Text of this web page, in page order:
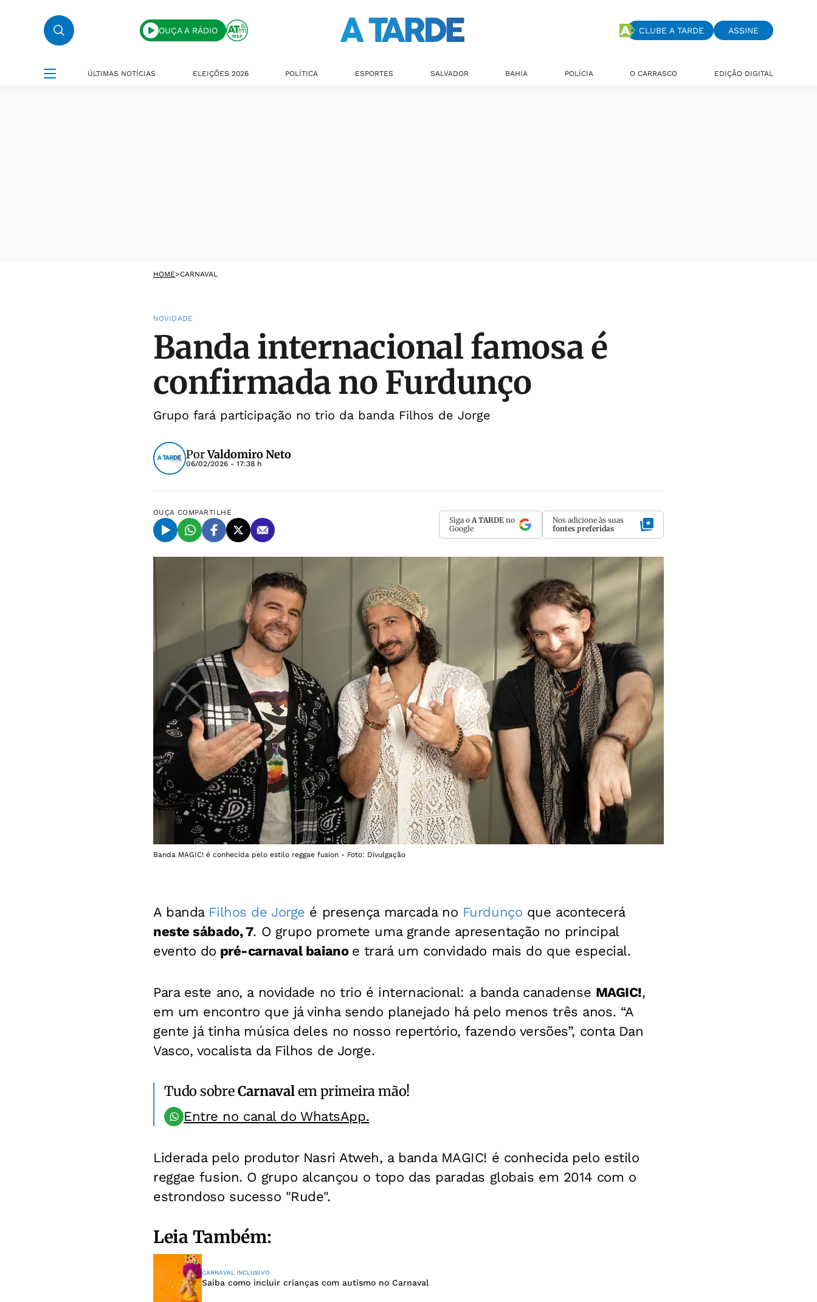
OUÇA A RÁDIO CLUBE A TARDE ASSINE
ÚLTIMAS NOTÍCIAS ELEIÇÕES 2026 POLÍTICA ESPORTES SALVADOR BAHIA POLÍCIA O CARRASCO EDIÇÃO DIGITAL
HOME>CARNAVAL
NOVIDADE
Banda internacional famosa é
confirmada no Furdunço
Grupo fará participação no trio da banda Filhos de Jorge
PorValdomiro Neto
06/02/2026 - 17:38 h
OUÇA COMPARTILHE
Siga o A TARDE no
Google
Nos adicione às suas
fontes preferidas
Banda MAGIC! é conhecida pelo estilo reggae fusion - Foto: Divulgação
A banda Filhos de Jorge é presença marcada no Furdunço que acontecerá
neste sábado, 7. O grupo promete uma grande apresentação no principal
evento do pré-carnaval baiano e trará um convidado mais do que especial.
Para este ano, a novidade no trio é internacional: a banda canadense MAGIC!,
em um encontro que já vinha sendo planejado há pelo menos três anos. “A
gente já tinha música deles no nosso repertório, fazendo versões”, conta Dan
Vasco, vocalista da Filhos de Jorge.
Tudo sobreCarnavalem primeira mão!
Entre no canal do WhatsApp.
Liderada pelo produtor Nasri Atweh, a banda MAGIC! é conhecida pelo estilo
reggae fusion. O grupo alcançou o topo das paradas globais em 2014 com o
estrondoso sucesso "Rude".
Leia Também:
CARNAVAL INCLUSIVO
Saiba como incluir crianças com autismo no Carnaval